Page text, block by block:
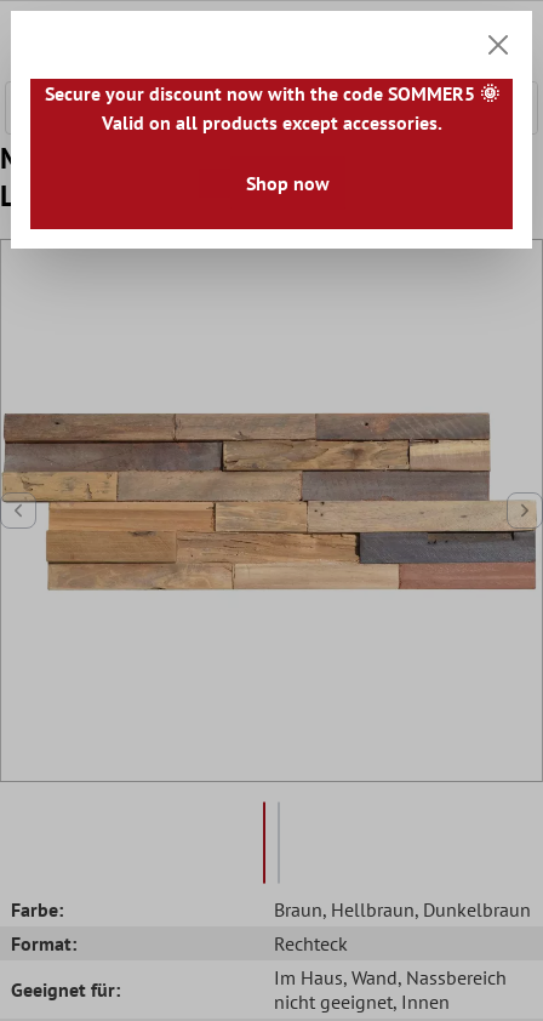
Muster Wandverkleidung Holzverblender
Luxemburg Braun 15x60cm
Farbe: Braun, Hellbraun, Dunkelbraun
Format:
Rechteck
Geeignet für:
Im Haus, Wand, Nassbereich
nicht geeignet, Innen
Secure your discount now with the code SOMMER5 🌞
Valid on all products except accessories.
Shop now